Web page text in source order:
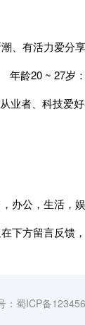
、有活力爱分
龄20 ~ 27岁
业者、科技爱好
办公，生活，
下方留言反馈
：蜀ICP备